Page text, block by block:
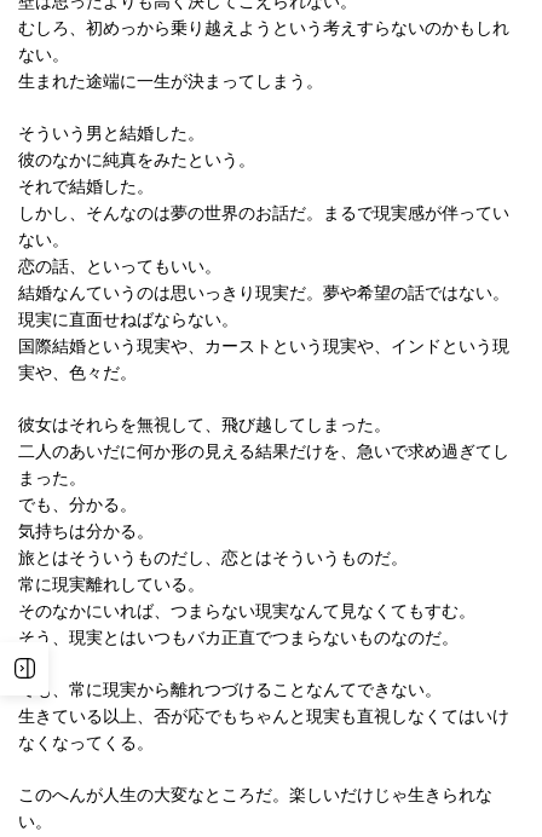
むしろ、初めっから乗り越えようという考えすらないのかもしれ
ない。
生まれた途端に一生が決まってしまう。
そういう男と結婚した。
彼のなかに純真をみたという。
それで結婚した。
しかし、そんなのは夢の世界のお話だ。まるで現実感が伴ってい
ない。
恋の話、といってもいい。
結婚なんていうのは思いっきり現実だ。夢や希望の話ではない。
現実に直面せねばならない。
国際結婚という現実や、カーストという現実や、インドという現
実や、色々だ。
彼女はそれらを無視して、飛び越してしまった。
二人のあいだに何か形の見える結果だけを、急いで求め過ぎてし
まった。
でも、分かる。
気持ちは分かる。
旅とはそういうものだし、恋とはそういうものだ。
常に現実離れしている。
そのなかにいれば、つまらない現実なんて見なくてもすむ。
そう、現実とはいつもバカ正直でつまらないものなのだ。
でも、常に現実から離れつづけることなんてできない。
生きている以上、否が応でもちゃんと現実も直視しなくてはいけ
なくなってくる。
このへんが人生の大変なところだ。楽しいだけじゃ生きられな
い。